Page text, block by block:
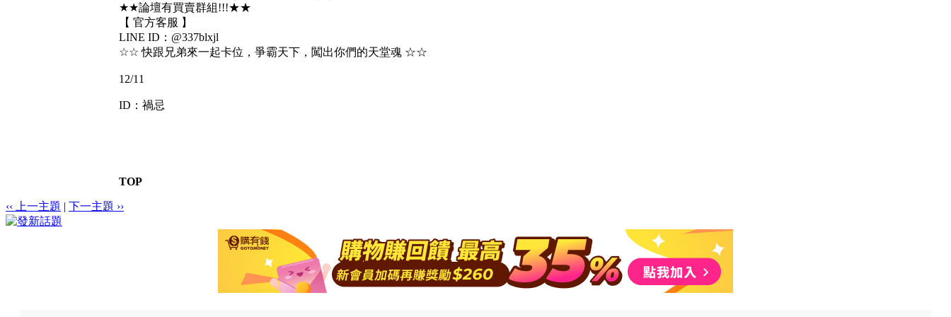
★★論壇有買賣群組!!!★★
【 官方客服 】
LINE ID：@337blxjl
☆☆ 快跟兄弟來一起卡位，爭霸天下，闖出你們的天堂魂 ☆☆
12/11
ID：禍忌
TOP
‹‹ 上一主題 | 下一主題 ››